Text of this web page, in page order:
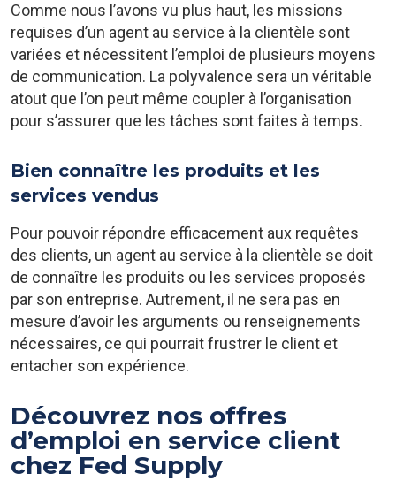
Comme nous l’avons vu plus haut, les missions
requises d’un agent au service à la clientèle sont
variées et nécessitent l’emploi de plusieurs moyens
de communication. La polyvalence sera un véritable
atout que l’on peut même coupler à l’organisation
pour s’assurer que les tâches sont faites à temps.
Bien connaître les produits et les
services vendus
Pour pouvoir répondre efficacement aux requêtes
des clients, un agent au service à la clientèle se doit
de connaître les produits ou les services proposés
par son entreprise. Autrement, il ne sera pas en
mesure d’avoir les arguments ou renseignements
nécessaires, ce qui pourrait frustrer le client et
entacher son expérience.
Découvrez nos offres
d’emploi en service client
chez Fed Supply